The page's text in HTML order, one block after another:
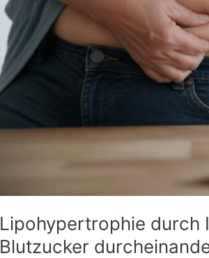
Lipohypertrophie durch
Blutzucker